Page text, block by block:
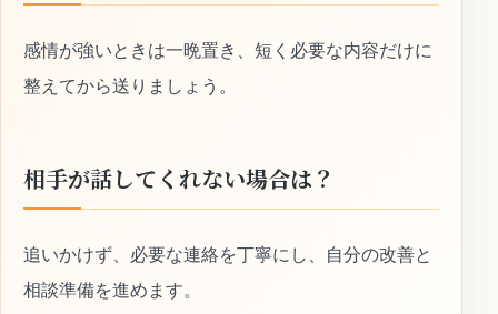
感情が強いときは一晩置き、短く必要な内容だけに
整えてから送りましょう。
相手が話してくれない場合は？
追いかけず、必要な連絡を丁寧にし、自分の改善と
相談準備を進めます。